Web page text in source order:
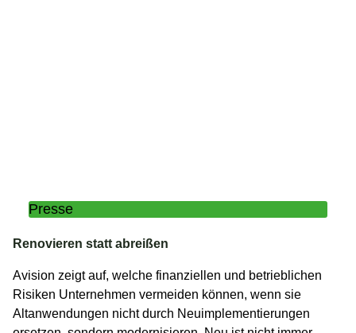
Presse
Renovieren statt abreißen
Avision zeigt auf, welche finanziellen und betrieblichen
Risiken Unternehmen vermeiden können, wenn sie
Altanwendungen nicht durch Neuimplementierungen